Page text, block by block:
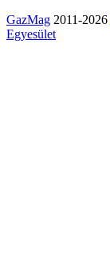
GazMag 2011-2026
Egyesület